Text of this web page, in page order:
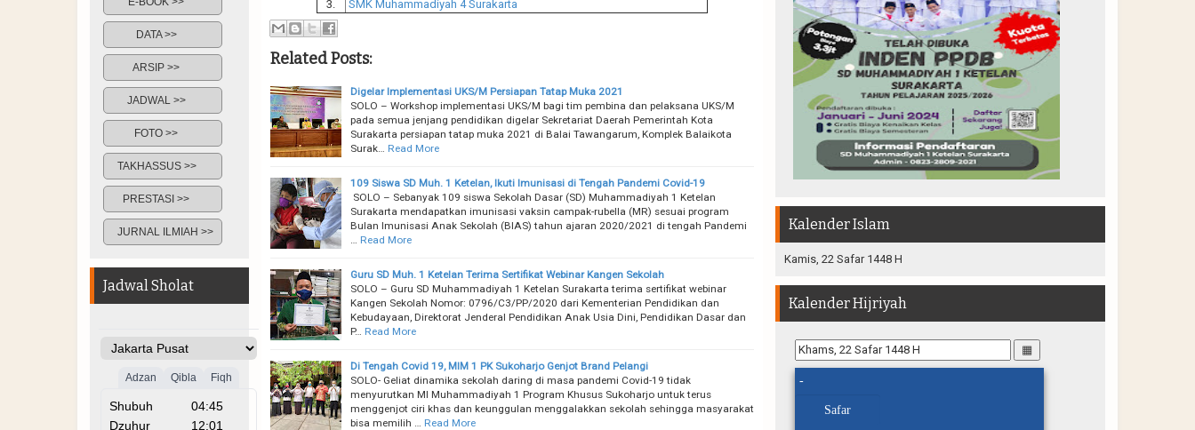
3.
SMK Muhammadiyah 4 Surakarta
Related Posts:
Digelar Implementasi UKS/M Persiapan Tatap Muka 2021
SOLO – Workshop implementasi UKS/M bagi tim pembina dan pelaksana UKS/M
pada semua jenjang pendidikan digelar Sekretariat Daerah Pemerintah Kota
Surakarta persiapan tatap muka 2021 di Balai Tawangarum, Komplek Balaikota
Surak…
Read More
109 Siswa SD Muh. 1 Ketelan, Ikuti Imunisasi di Tengah Pandemi Covid-19
SOLO – Sebanyak 109 siswa Sekolah Dasar (SD) Muhammadiyah 1 Ketelan
Surakarta mendapatkan imunisasi vaksin campak-rubella (MR) sesuai program
Bulan Imunisasi Anak Sekolah (BIAS) tahun ajaran 2020/2021 di tengah Pandemi
Read More
Guru SD Muh. 1 Ketelan Terima Sertifikat Webinar Kangen Sekolah
SOLO – Guru SD Muhammadiyah 1 Ketelan Surakarta terima sertifikat webinar
Kangen Sekolah Nomor: 0796/C3/PP/2020 dari Kementerian Pendidikan dan
Kebudayaan, Direktorat Jenderal Pendidikan Anak Usia Dini, Pendidikan Dasar dan
P…
Read More
Di Tengah Covid 19, MIM 1 PK Sukoharjo Genjot Brand Pelangi
SOLO- Geliat dinamika sekolah daring di masa pandemi Covid-19 tidak
menyurutkan MI Muhammadiyah 1 Program Khusus Sukoharjo untuk terus
menggenjot ciri khas dan keunggulan menggalakkan sekolah sehingga masyarakat
bisa memilih …
Read More
DATA >>
ARSIP >>
JADWAL >>
FOTO >>
TAKHASSUS >>
PRESTASI >>
JURNAL ILMIAH >>
Jadwal Sholat
Kalender Islam
Kamis, 22 Safar 1448 H
Kalender Hijriyah
▦
-